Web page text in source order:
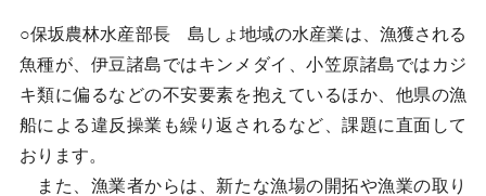
○保坂農林水産部長 島しょ地域の水産業は、漁獲される
魚種が、伊豆諸島ではキンメダイ、小笠原諸島ではカジ
キ類に偏るなどの不安要素を抱えているほか、他県の漁
船による違反操業も繰り返されるなど、課題に直面して
おります。
また、漁業者からは、新たな漁場の開拓や漁業の取り